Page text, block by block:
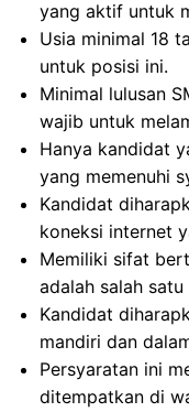
yang aktif untuk
Usia minimal 18
untuk posisi ini.
Minimal lulusan
wajib untuk
Hanya kandidat
yang memenuhi
Kandidat
koneksi internet
Memiliki sifat
adalah salah
Kandidat
mandiri dan
Persyaratan ini
ditempatkan di